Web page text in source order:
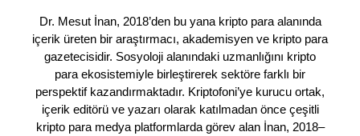
Dr. Mesut İnan, 2018’den bu yana kripto para alanında
içerik üreten bir araştırmacı, akademisyen ve kripto para
gazetecisidir. Sosyoloji alanındaki uzmanlığını kripto
para ekosistemiyle birleştirerek sektöre farklı bir
perspektif kazandırmaktadır. Kriptofoni’ye kurucu ortak,
içerik editörü ve yazarı olarak katılmadan önce çeşitli
kripto para medya platformlarda görev alan İnan, 2018–